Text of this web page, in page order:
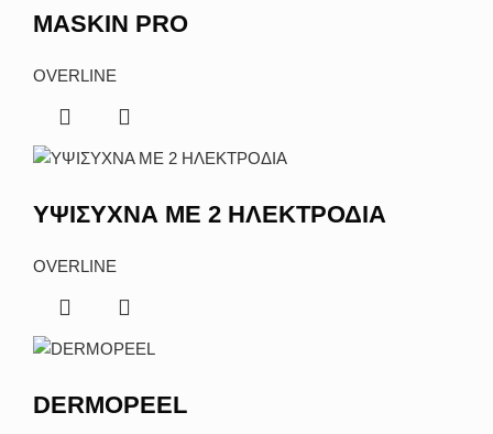
MASKIN PRO
OVERLINE
ΥΨΙΣΥΧΝΑ ΜΕ 2 ΗΛΕΚΤΡΟΔΙΑ
OVERLINE
DERMOPEEL